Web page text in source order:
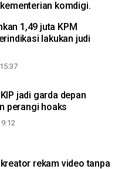
komdigi.
1,49 juta KPM
lakukan judi
jadi garda depan
perangi hoaks
rekam video tanpa